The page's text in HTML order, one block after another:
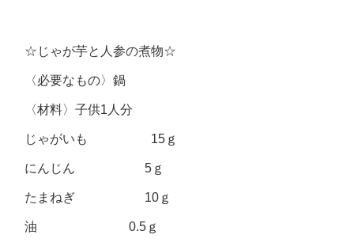
☆じゃが芋と人参の煮物☆
〈必要なもの〉鍋
〈材料〉子供1人分
じゃがいも 15ｇ
にんじん 5ｇ
たまねぎ 10ｇ
油 0.5ｇ